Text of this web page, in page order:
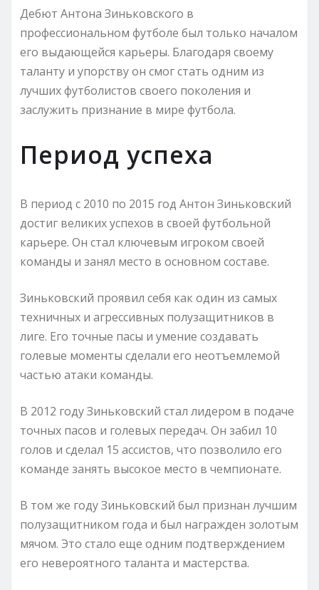
Дебют Антона Зиньковского в
профессиональном футболе был только началом
его выдающейся карьеры. Благодаря своему
таланту и упорству он смог стать одним из
лучших футболистов своего поколения и
заслужить признание в мире футбола.
Период успеха
В период с 2010 по 2015 год Антон Зиньковский
достиг великих успехов в своей футбольной
карьере. Он стал ключевым игроком своей
команды и занял место в основном составе.
Зиньковский проявил себя как один из самых
техничных и агрессивных полузащитников в
лиге. Его точные пасы и умение создавать
голевые моменты сделали его неотъемлемой
частью атаки команды.
В 2012 году Зиньковский стал лидером в подаче
точных пасов и голевых передач. Он забил 10
голов и сделал 15 ассистов, что позволило его
команде занять высокое место в чемпионате.
В том же году Зиньковский был признан лучшим
полузащитником года и был награжден золотым
мячом. Это стало еще одним подтверждением
его невероятного таланта и мастерства.